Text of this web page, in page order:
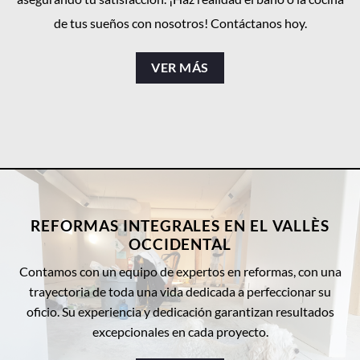
de tus sueños con nosotros! Contáctanos hoy.
VER MÁS
REFORMAS INTEGRALES EN EL VALLÈS
OCCIDENTAL
Contamos con un equipo de expertos en reformas, con una
trayectoria de toda una vida dedicada a perfeccionar su
oficio. Su experiencia y dedicación garantizan resultados
excepcionales en cada proyecto.